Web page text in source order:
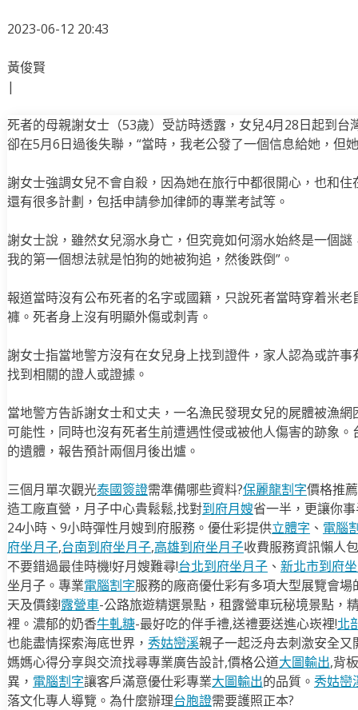
2023-06-12 20:43
黃俊賢
|
死者的母親謝女士（53歲）受訪時透露，女兒4月28日起到台
卻在5月6日過後失聯，“當時，我老公發了一個信息給她，但
謝女士強調女兒不會自殺，因為她在旅行中都很開心，也和
還有很多計劃，包括申請參加律師的專業考試等。
謝女士說，雖然女兒溺水身亡，但究竟如何溺水始終是一個
我的第一個想法就是怕狗的她被狗追，然後跌倒”。
報道當時沒有公布死者的名字或國籍，只說死者當時穿着米
褲。死者身上沒有明顯外傷或刺青。
謝女士指當地警方沒有在女兒身上找到證件，家人認為或許
找到相關的證人或證據。
當地警方告訴謝女士和丈夫，一名漁民發現女兒的屍體被漁
可能性，同時也沒有死者生前遭遇性侵或被他人傷害的跡象
的遺體，報告預計兩個月後出爐。
三個月單次觀光泰國簽證需準備哪些資料?保麗龍割字價格推
造工廠直營，月子中心貴鬆鬆,找對到府月嫂省一半，更讓你
24小時、9小時彈性月嫂到府服務。優仕彩提供立體字 、 電腦
府坐月子,台南到府坐月子,高雄到府坐月子收費服務資訊懶人
不要錯過最佳時機!好月嫂難尋!台北到府坐月子、 新北市到府
坐月子。專業電腦割字服務的廠商優仕彩有多項大型展覽會場
天及價錢!露營車-公路旅遊精選景點，租露營車玩秘境景點，
裡。濃郁的奶香牛軋糖-最好吃的伴手禮,送禮要送進心崁裡!北
也能盡情探索海底世界， 秀姑巒溪親子一起泛舟去​刺激安全
媽媽心得分享與交流找尋專業廣告設計,價格公道大圖輸出,背
異， 電腦割字讓客戶滿意優仕彩專業大圖輸出的品質。 秀姑巒
落文化專人導覽。為什麼辦理台胞證需要護照正本?